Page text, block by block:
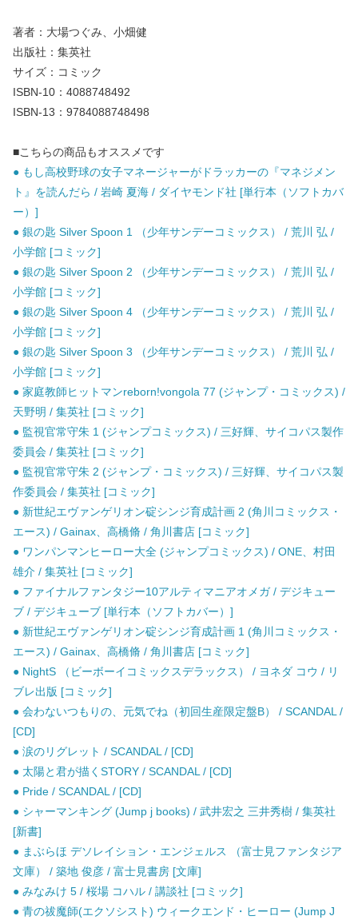
著者：大場つぐみ、小畑健
出版社：集英社
サイズ：コミック
ISBN-10：4088748492
ISBN-13：9784088748498
■こちらの商品もオススメです
● もし高校野球の女子マネージャーがドラッカーの『マネジメン
ト』を読んだら / 岩崎 夏海 / ダイヤモンド社 [単行本（ソフトカバ
ー）]
● 銀の匙 Silver Spoon 1 （少年サンデーコミックス） / 荒川 弘 /
小学館 [コミック]
● 銀の匙 Silver Spoon 2 （少年サンデーコミックス） / 荒川 弘 /
小学館 [コミック]
● 銀の匙 Silver Spoon 4 （少年サンデーコミックス） / 荒川 弘 /
小学館 [コミック]
● 銀の匙 Silver Spoon 3 （少年サンデーコミックス） / 荒川 弘 /
小学館 [コミック]
● 家庭教師ヒットマンreborn!vongola 77 (ジャンプ・コミックス) /
天野明 / 集英社 [コミック]
● 監視官常守朱 1 (ジャンプコミックス) / 三好輝、サイコパス製作
委員会 / 集英社 [コミック]
● 監視官常守朱 2 (ジャンプ・コミックス) / 三好輝、サイコパス製
作委員会 / 集英社 [コミック]
● 新世紀エヴァンゲリオン碇シンジ育成計画 2 (角川コミックス・
エース) / Gainax、高橋脩 / 角川書店 [コミック]
● ワンパンマンヒーロー大全 (ジャンプコミックス) / ONE、村田
雄介 / 集英社 [コミック]
● ファイナルファンタジー10アルティマニアオメガ / デジキュー
ブ / デジキューブ [単行本（ソフトカバー）]
● 新世紀エヴァンゲリオン碇シンジ育成計画 1 (角川コミックス・
エース) / Gainax、高橋脩 / 角川書店 [コミック]
● NightS （ビーボーイコミックスデラックス） / ヨネダ コウ / リ
ブレ出版 [コミック]
● 会わないつもりの、元気でね（初回生産限定盤B） / SCANDAL /
[CD]
● 涙のリグレット / SCANDAL / [CD]
● 太陽と君が描くSTORY / SCANDAL / [CD]
● Pride / SCANDAL / [CD]
● シャーマンキング (Jump j books) / 武井宏之 三井秀樹 / 集英社
[新書]
● まぶらほ デソレイション・エンジェルス （富士見ファンタジア
文庫） / 築地 俊彦 / 富士見書房 [文庫]
● みなみけ 5 / 桜場 コハル / 講談社 [コミック]
● 青の祓魔師(エクソシスト) ウィークエンド・ヒーロー (Jump J